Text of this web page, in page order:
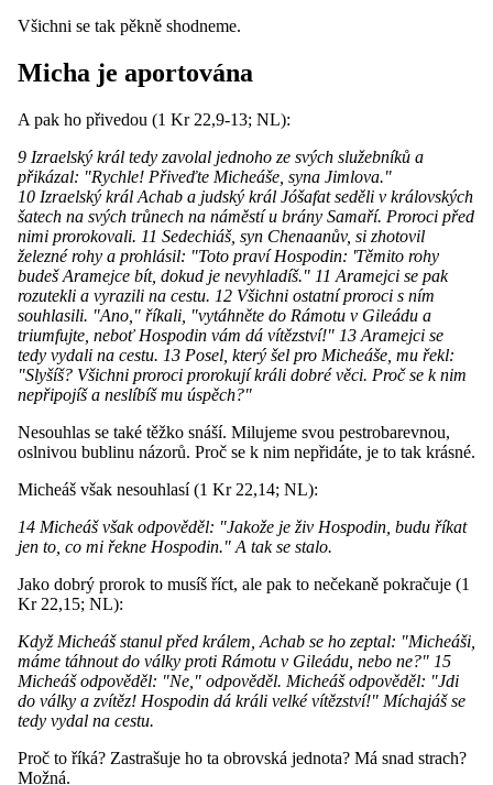
Všichni se tak pěkně shodneme.
Micha je aportována
A pak ho přivedou (1 Kr 22,9-13; NL):
9 Izraelský král tedy zavolal jednoho ze svých služebníků a
přikázal: "Rychle! Přiveďte Micheáše, syna Jimlova."
10 Izraelský král Achab a judský král Jóšafat seděli v královských
šatech na svých trůnech na náměstí u brány Samaří. Proroci před
nimi prorokovali. 11 Sedechiáš, syn Chenaanův, si zhotovil
železné rohy a prohlásil: "Toto praví Hospodin: 'Těmito rohy
budeš Aramejce bít, dokud je nevyhladíš." 11 Aramejci se pak
rozutekli a vyrazili na cestu. 12 Všichni ostatní proroci s ním
souhlasili. "Ano," říkali, "vytáhněte do Rámotu v Gileádu a
triumfujte, neboť Hospodin vám dá vítězství!" 13 Aramejci se
tedy vydali na cestu. 13 Posel, který šel pro Micheáše, mu řekl:
"Slyšíš? Všichni proroci prorokují králi dobré věci. Proč se k nim
nepřipojíš a neslíbíš mu úspěch?"
Nesouhlas se také těžko snáší. Milujeme svou pestrobarevnou,
oslnivou bublinu názorů. Proč se k nim nepřidáte, je to tak krásné.
Micheáš však nesouhlasí (1 Kr 22,14; NL):
14 Micheáš však odpověděl: "Jakože je živ Hospodin, budu říkat
jen to, co mi řekne Hospodin." A tak se stalo.
Jako dobrý prorok to musíš říct, ale pak to nečekaně pokračuje (1
Kr 22,15; NL):
Když Micheáš stanul před králem, Achab se ho zeptal: "Micheáši,
máme táhnout do války proti Rámotu v Gileádu, nebo ne?" 15
Micheáš odpověděl: "Ne," odpověděl. Micheáš odpověděl: "Jdi
do války a zvítěz! Hospodin dá králi velké vítězství!" Míchajáš se
tedy vydal na cestu.
Proč to říká? Zastrašuje ho ta obrovská jednota? Má snad strach?
Možná.